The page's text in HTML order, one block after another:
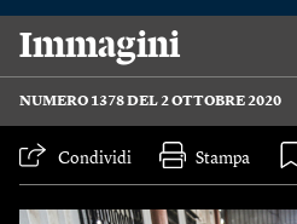
Immagini
NUMERO 1378 DEL 2 OTTOBRE 2020
Condividi Stampa